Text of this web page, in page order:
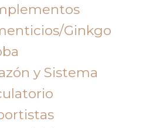
Ginkgo
y Sistema